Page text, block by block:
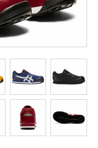
ク
マックス
シーカシマ
ゴム